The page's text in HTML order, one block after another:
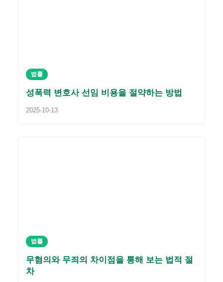
법률
성폭력 변호사 선임 비용을 절약하는 방법
2025-10-13
법률
무혐의와 무죄의 차이점을 통해 보는 법적 절
차